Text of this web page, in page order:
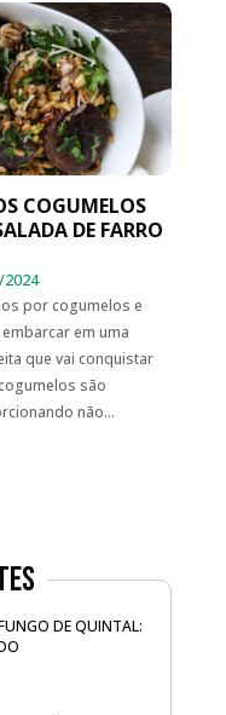
COGUMELOS
DE FARRO
por cogumelos e
em uma
que vai conquistar
são
não...
DE QUINTAL: